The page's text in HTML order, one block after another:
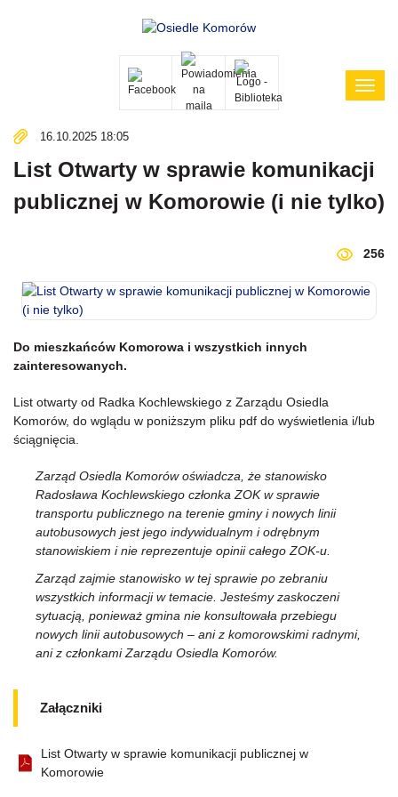
Pokaż
16.10.2025 18:05
List Otwarty w sprawie komunikacji
publicznej w Komorowie (i nie tylko)
256
Do mieszkańców Komorowa i wszystkich innych
zainteresowanych.
List otwarty od Radka Kochlewskiego z Zarządu Osiedla
Komorów, do wglądu w poniższym pliku pdf do wyświetlenia i/lub
ściągnięcia.
Zarząd Osiedla Komorów oświadcza, że stanowisko
Radosława Kochlewskiego członka ZOK w sprawie
transportu publicznego na terenie gminy i nowych linii
autobusowych jest jego indywidualnym i odrębnym
stanowiskiem i nie reprezentuje opinii całego ZOK-u.
Zarząd zajmie stanowisko w tej sprawie po zebraniu
wszystkich informacji w temacie. Jesteśmy zaskoczeni
sytuacją, ponieważ gmina nie konsultowała przebiegu
nowych linii autobusowych – ani z komorowskimi radnymi,
ani z członkami Zarządu Osiedla Komorów.
Załączniki
List Otwarty w sprawie komunikacji publicznej w
Komorowie